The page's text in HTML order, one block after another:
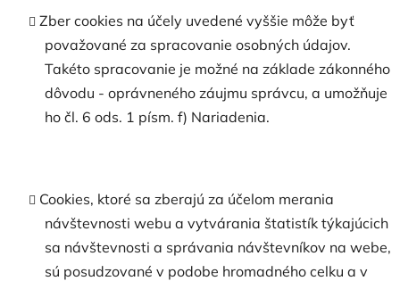
Zber cookies na účely uvedené vyššie môže byť
považované za spracovanie osobných údajov.
Takéto spracovanie je možné na základe zákonného
dôvodu - oprávneného záujmu správcu, a umožňuje
ho čl. 6 ods. 1 písm. f) Nariadenia.
Cookies, ktoré sa zberajú za účelom merania
návštevnosti webu a vytvárania štatistík týkajúcich
sa návštevnosti a správania návštevníkov na webe,
sú posudzované v podobe hromadného celku a v